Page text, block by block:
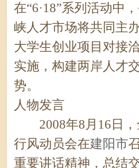
在“6·18”系列活动中
峡人才市场将共同主
大学生创业项目对接
实施，构建两岸人才
势。
人物发言
2008年8月16日
行风动员会在建阳市
重要讲话精神，总结